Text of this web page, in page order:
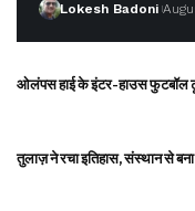
Lokesh Badoni
ओलंपस हाई के इंटर-हाउस फुटबॉल
तुलाज़ ने रचा इतिहास, संस्थान से बना